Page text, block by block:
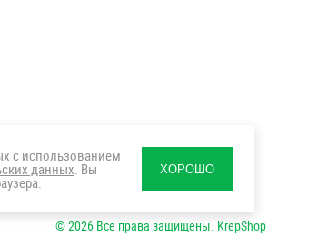
© 2026 Все права защищены. KrepShop
с использованием
данных . Вы ХОРОШО